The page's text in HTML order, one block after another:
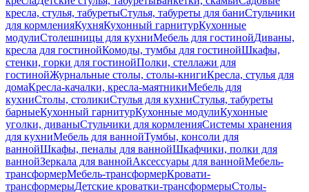
кресла, стулья, табуретыСтулья, табуреты для баниСтульчики
для кормленияКухняКухонный гарнитурКухонные
модулиСтолешницы для кухниМебель для гостинойДиваны,
кресла для гостинойКомоды, тумбы для гостинойШкафы,
стенки, горки для гостинойПолки, стеллажи для
гостинойЖурнальные столы, столы-книгиКресла, стулья для
домаКресла-качалки, кресла-маятникиМебель для
кухниСтолы, столикиСтулья для кухниСтулья, табуреты
барныеКухонный гарнитурКухонные модулиКухонные
уголки, диваныСтульчики для кормленияСистемы хранения
для кухниМебель для ваннойТумбы, консоли для
ваннойШкафы, пеналы для ваннойШкафчики, полки для
ваннойЗеркала для ваннойАксессуары для ваннойМебель-
трансформерМебель-трансформерКровати-
трансформерыДетские кроватки-трансформерыСтолы-